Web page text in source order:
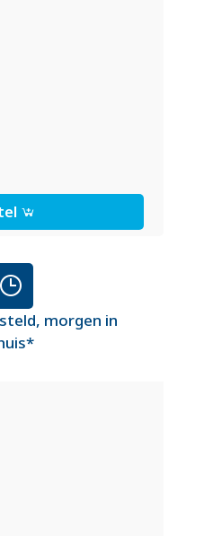
morgen in